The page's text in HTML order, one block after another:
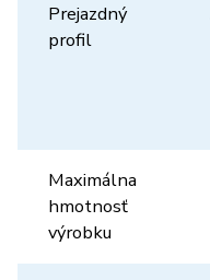
Prejazdný
profil
Maximálna
hmotnosť
výrobku